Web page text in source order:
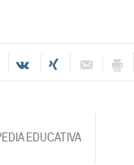
EDUCATIVA